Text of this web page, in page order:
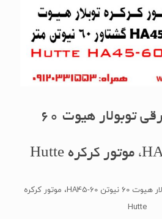
موتورکرکره برقی توبولار هیوت 60
انواع موتورکرکره برقی توبولار هیوت 60 نیوتن HA45-60، موتور کرکره
Hutte